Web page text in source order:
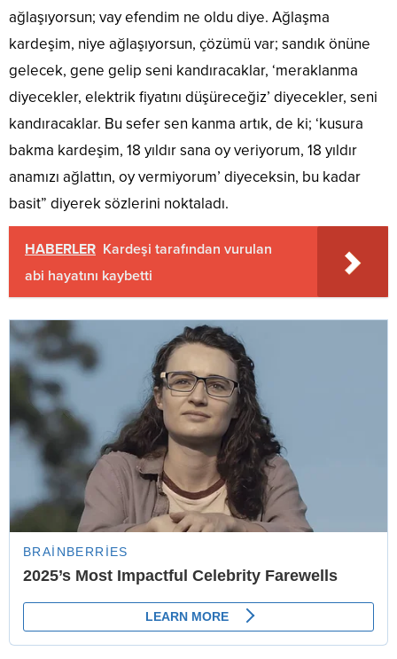
ağlaşıyorsun; vay efendim ne oldu diye. Ağlaşma
kardeşim, niye ağlaşıyorsun, çözümü var; sandık önüne
gelecek, gene gelip seni kandıracaklar, ‘meraklanma
diyecekler, elektrik fiyatını düşüreceğiz’ diyecekler, seni
kandıracaklar. Bu sefer sen kanma artık, de ki; ‘kusura
bakma kardeşim, 18 yıldır sana oy veriyorum, 18 yıldır
anamızı ağlattın, oy vermiyorum’ diyeceksin, bu kadar
basit” diyerek sözlerini noktaladı.
HABERLER Kardeşi tarafından vurulan
abi hayatını kaybetti